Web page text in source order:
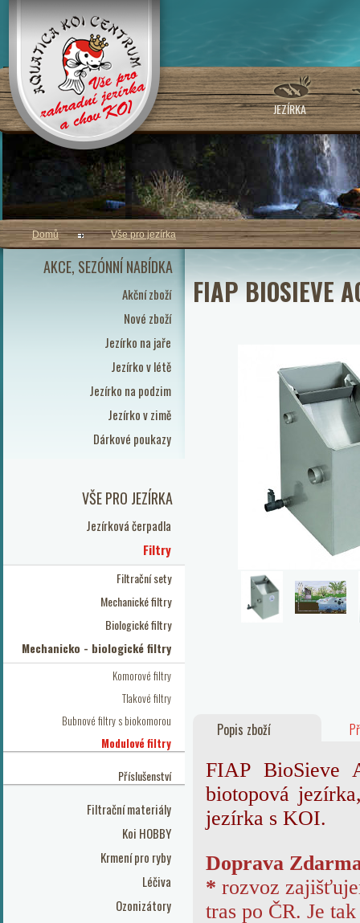
JEZÍRKA
AKCE, SEZÓNNÍ NABÍDKA
Akční zboží
Nové zboží
Jezírko na jaře
Jezírko v létě
Jezírko na podzim
Jezírko v zimě
Dárkové poukazy
VŠE PRO JEZÍRKA
Jezírková čerpadla
Filtry
Filtrační sety
Mechanické filtry
Biologické filtry
Mechanicko - biologické filtry
Komorové filtry
Tlakové filtry
Bubnové filtry s biokomorou
Modulové filtry
Příslušenství
Filtrační materiály
Koi HOBBY
Krmení pro ryby
Léčiva
Ozonizátory
Domů Vše pro jezírka
FIAP BIOSIEVE
Popis zboží
FIAP BioSieve
biotopová
jezírka s KOI.
Doprava
* rozvoz
tras po ČR. Je